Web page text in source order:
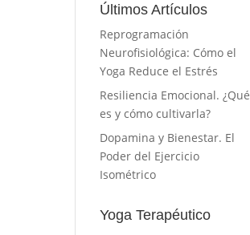
Últimos Artículos
Reprogramación
Neurofisiológica: Cómo el
Yoga Reduce el Estrés
Resiliencia Emocional. ¿Qué
es y cómo cultivarla?
Dopamina y Bienestar. El
Poder del Ejercicio
Isométrico
Yoga Terapéutico